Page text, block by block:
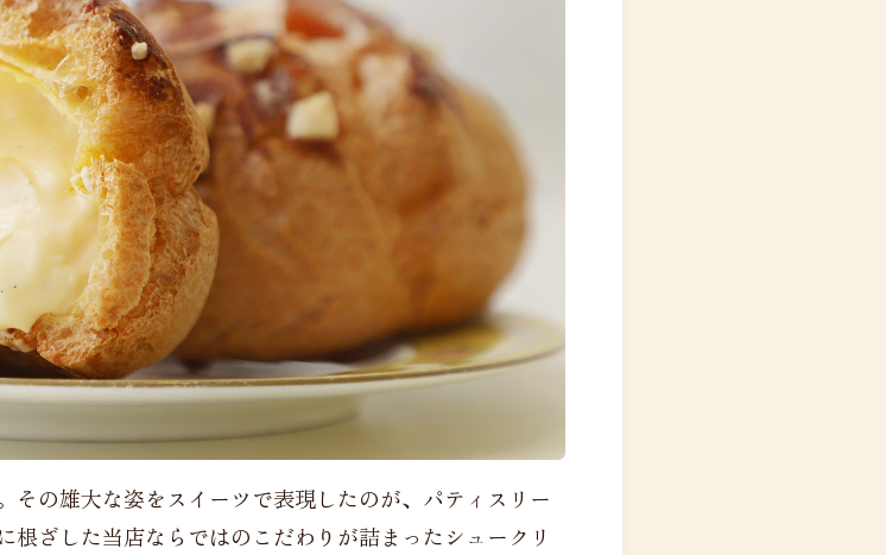
その雄大な姿をスイーツで表現したのが、パティスリー
根ざした当店ならではのこだわりが詰まったシュークリ